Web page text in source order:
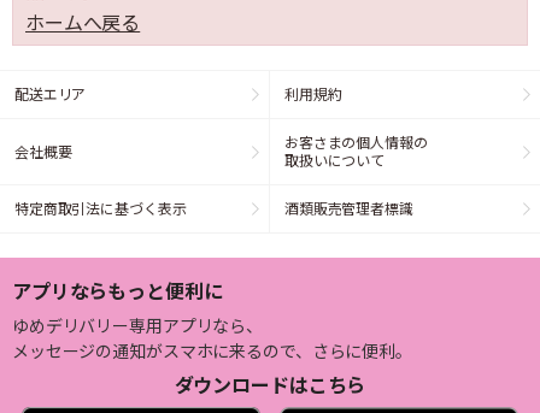
ホームへ戻る
配送エリア 利用規約
会社概要
お客さまの個人情報の
取扱いについて
特定商取引法に基づく表示 酒類販売管理者標識
アプリならもっと便利に
ゆめデリバリー専用アプリなら、
メッセージの通知がスマホに来るので、さらに便利。
ダウンロードはこちら